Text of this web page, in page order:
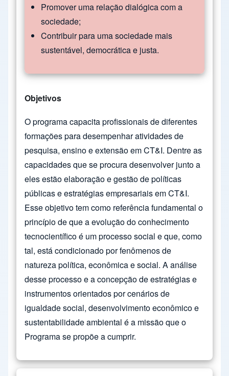
Promover uma relação dialógica com a
sociedade;
Contribuir para uma sociedade mais
sustentável, democrática e justa.
Objetivos
O programa capacita profissionais de diferentes
formações para desempenhar atividades de
pesquisa, ensino e extensão em CT&I. Dentre as
capacidades que se procura desenvolver junto a
eles estão elaboração e gestão de políticas
públicas e estratégias empresariais em CT&I.
Esse objetivo tem como referência fundamental o
princípio de que a evolução do conhecimento
tecnocientífico é um processo social e que, como
tal, está condicionado por fenômenos de
natureza política, econômica e social. A análise
desse processo e a concepção de estratégias e
instrumentos orientados por cenários de
igualdade social, desenvolvimento econômico e
sustentabilidade ambiental é a missão que o
Programa se propõe a cumprir.